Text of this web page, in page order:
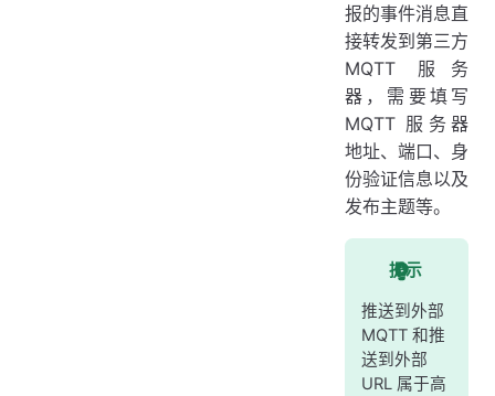
报的事件消息直
接转发到第三方
MQTT 服务
器，需要填写
MQTT 服务器
地址、端口、身
份验证信息以及
发布主题等。
提示
推送到外部
MQTT 和推
送到外部
URL 属于高